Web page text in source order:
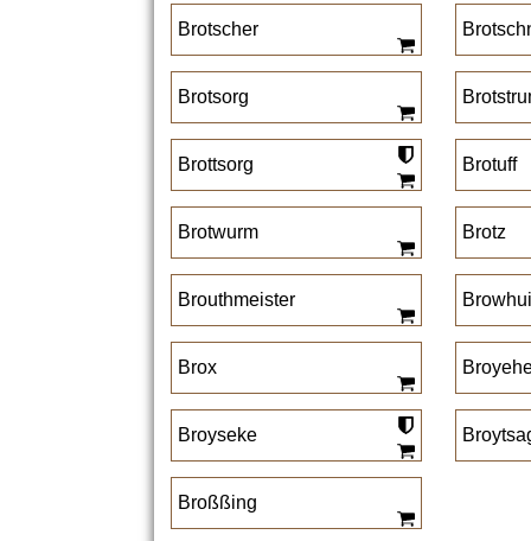
Brotscher
Brotsorg
Brottsorg Brotuff
Brotwurm Brotz
Brouthmeister
Brox
Broyseke
Broßßing